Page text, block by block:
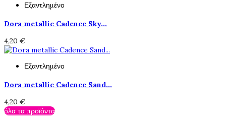
Εξαντλημένο
Dora metallic Cadence Sky...
4,20 €
Εξαντλημένο
Dora metallic Cadence Sand...
4,20 €
όλα τα προϊόντα